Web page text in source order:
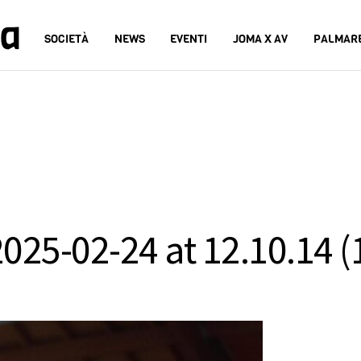
SOCIETÀ NEWS EVENTI JOMA X AV
02-24 at 12.10.14